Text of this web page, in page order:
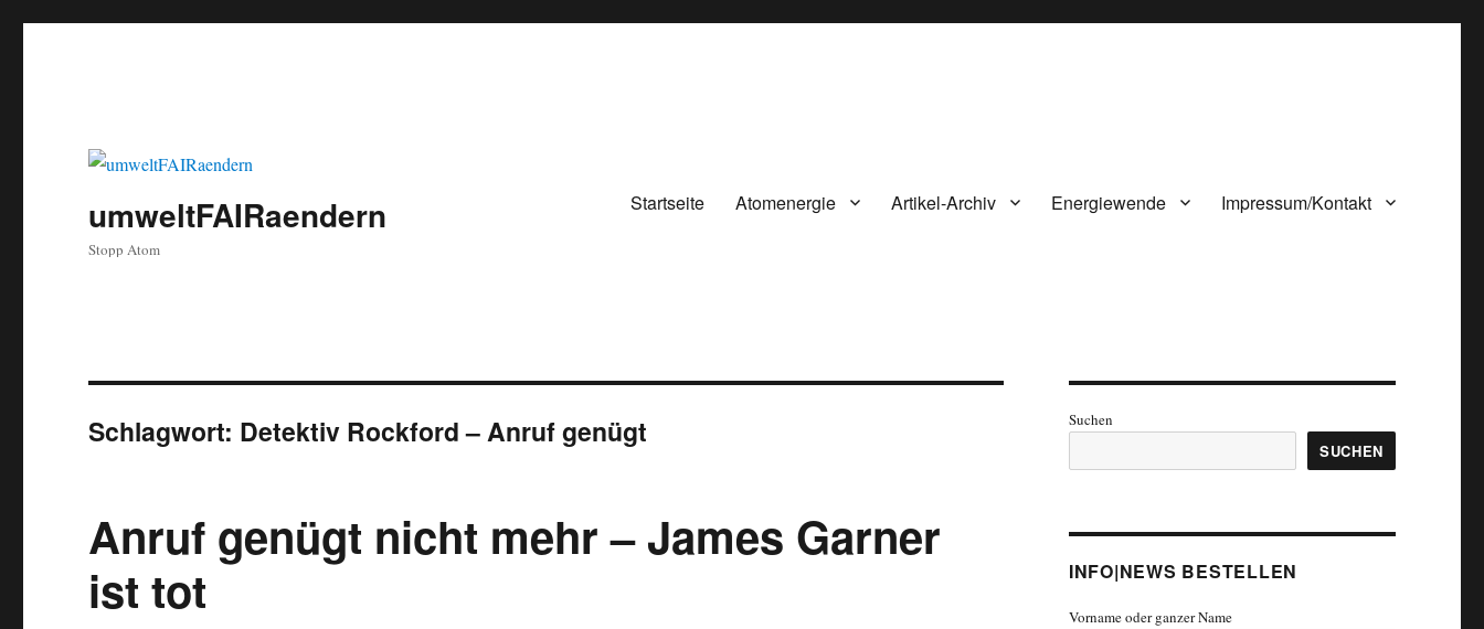
umweltFAIRaendern
Stopp Atom
Startseite Atomenergie Artikel-Archiv Energiewende Impressum/Kontakt
Schlagwort: Detektiv Rockford – Anruf genügt
Anruf genügt nicht mehr – James Garner
ist tot
Suchen
SUCHEN
INFO|NEWS BESTELLEN
Vorname oder ganzer Name